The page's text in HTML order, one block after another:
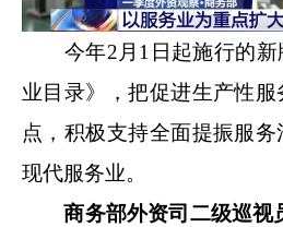
今年2月1日起施行的新
业目录》，把促进生产性
点，积极支持全面提振服
现代服务业。
商务部外资司二级巡视